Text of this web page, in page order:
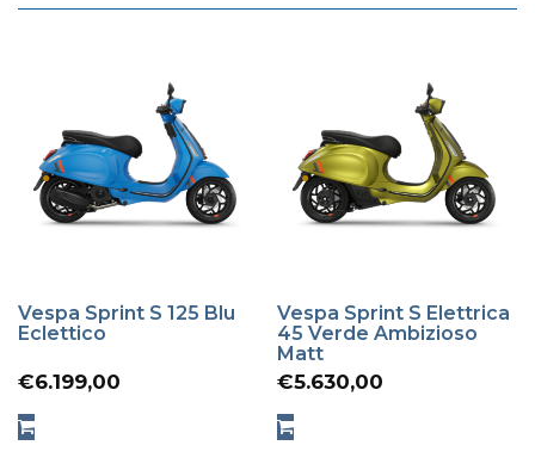
Vespa Sprint S 125 Blu
Eclettico
€6.199,00
Vespa Sprint S Elettrica
45 Verde Ambizioso
Matt
€5.630,00